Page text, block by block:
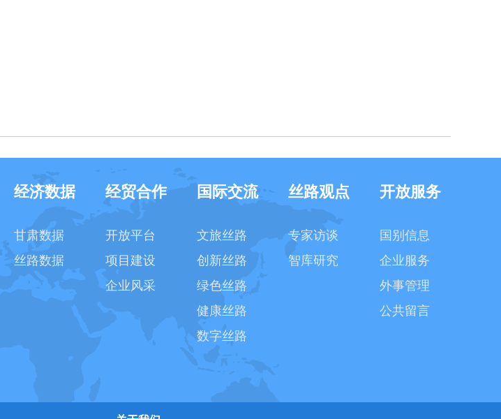
经济数据
甘肃数据
丝路数据
经贸合作
开放平台
项目建设
企业风采
国际交流
文旅丝路
创新丝路
绿色丝路
健康丝路
数字丝路
丝路观点
专家访谈
智库研究
开放服务
国别信息
企业服务
外事管理
公共留言